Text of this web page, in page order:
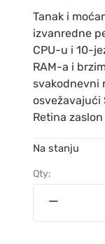
Tanak i
izvanredne
CPU-u i 10-
RAM-a i
svakodnevni
osvežavajući
Retina
Na stanju
Qty: